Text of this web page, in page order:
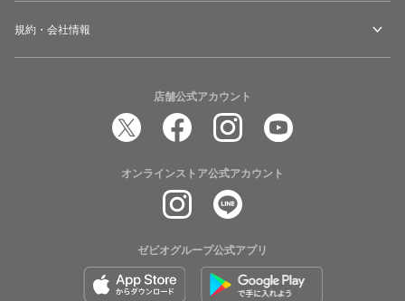
規約・会社情報
店舗公式アカウント
オンラインストア公式アカウント
ゼビオグループ公式アプリ